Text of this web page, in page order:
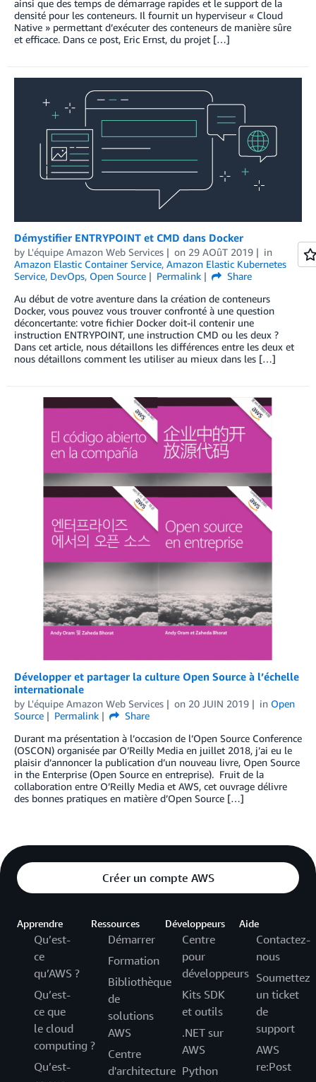
ainsi que des temps de démarrage rapides et le support de la
densité pour les conteneurs. Il fournit un hyperviseur « Cloud
Native » permettant d’exécuter des conteneurs de manière sûre
et efficace. Dans ce post, Eric Ernst, du projet […]
Démystifier ENTRYPOINT et CMD dans Docker
by L'équipe Amazon Web Services on 29 AOûT 2019
in
Amazon Elastic Container Service, Amazon Elastic Kubernetes
Service, DevOps, Open Source Permalink
Share
Au début de votre aventure dans la création de conteneurs
Docker, vous pouvez vous trouver confronté à une question
déconcertante: votre fichier Docker doit-il contenir une
instruction ENTRYPOINT, une instruction CMD ou les deux ?
Dans cet article, nous détaillons les différences entre les deux et
nous détaillons comment les utiliser au mieux dans les […]
Développer et partager la culture Open Source à l’échelle
internationale
by L'équipe Amazon Web Services on 20 JUIN 2019 in Open
Source
Permalink
Share
Durant ma présentation à l’occasion de l’Open Source Conference
(OSCON) organisée par O’Reilly Media en juillet 2018, j’ai eu le
plaisir d’annoncer la publication d’un nouveau livre, Open Source
in the Enterprise (Open Source en entreprise). Fruit de la
collaboration entre O’Reilly Media et AWS, cet ouvrage délivre
des bonnes pratiques en matière d’Open Source […]
Créer un compte AWS
Apprendre
Qu’est-
ce
qu’AWS ?
Qu’est-
ce que
le cloud
computing ?
Qu’est-
Ressources
Démarrer
Formation
Bibliothèque
de
solutions
AWS
Centre
d'architecture
Développeurs
Centre
pour
développeurs
Kits SDK
et outils
.NET sur
AWS
Python
Aide
Contactez-
nous
Soumettez
un ticket
de
support
AWS
re:Post